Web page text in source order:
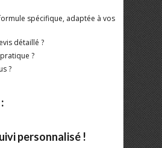
spécifique, adaptée à vos
détaillé ?
?
?
:
personnalisé !